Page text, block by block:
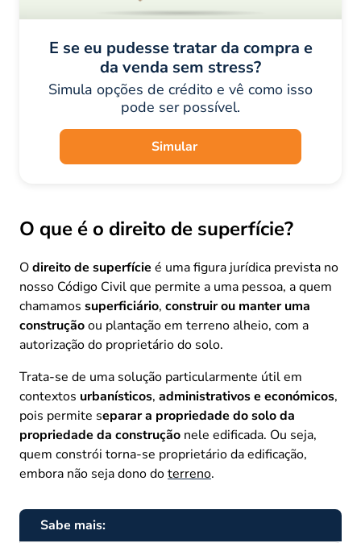
E se eu pudesse tratar da compra e
da venda sem stress?
Simula opções de crédito e vê como isso
pode ser possível.
Simular
O que é o direito de superfície?
Odireito de superfície é uma figura jurídica prevista no
nosso Código Civil que permite a uma pessoa, a quem
chamamos superficiário, construir ou manter uma
construçãoou plantação em terreno alheio, com a
autorização do proprietário do solo.
Trata-se de uma solução particularmente útil em
contextos urbanísticos, administrativose económicos,
pois permite separar a propriedade do solo da
propriedade da construção nele edificada. Ou seja,
quem constrói torna-se proprietário da edificação,
embora não seja dono doterreno.
Sabe mais: